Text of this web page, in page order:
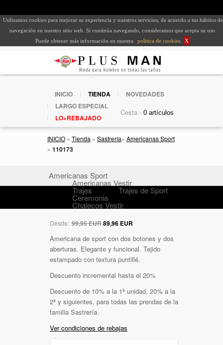
Utilizamos cookies para mejorar su experiencia y nuestros servicios, de acuerdo a tus hábitos de
navegación en nuestro sitio web. Si continúa navegando, consideramos que acepta su uso.
Puede obtener más información en nuestra
política de cookies X
INICIO TIENDA
NOVEDADES
LARGO ESPECIAL
LO+REBAJADO
Cesta -
INICIO » Tienda » Sastrería» Americanas Sport
» 110173
Americanas Sport
Americanas Vestir
Trajes Trajes de Sport
Ceremonia
Chalecos Vestir
Desde: 99,95 EUR89,96 EUR
Americana de sport con dos botones y dos
aberturas. Elegante y funcional. Tejido
estampado con textura puntillé.
Descuento incremental hasta el 20%
Descuento de 10% a la 1ª unidad, 20% a la
2ª y siguientes, para todas las prendas de la
familia Sastrería.
Ver condiciones de rebajas